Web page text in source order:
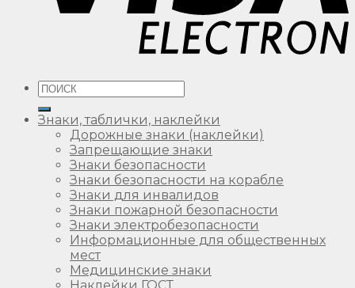
Искать:
Знаки, таблички, наклейки
Дорожные знаки (наклейки)
Запрещающие знаки
Знаки безопасности
Знаки безопасности на корабле
Знаки для инвалидов
Знаки пожарной безопасности
Знаки электробезопасности
Информационные для общественных
мест
Медицинские знаки